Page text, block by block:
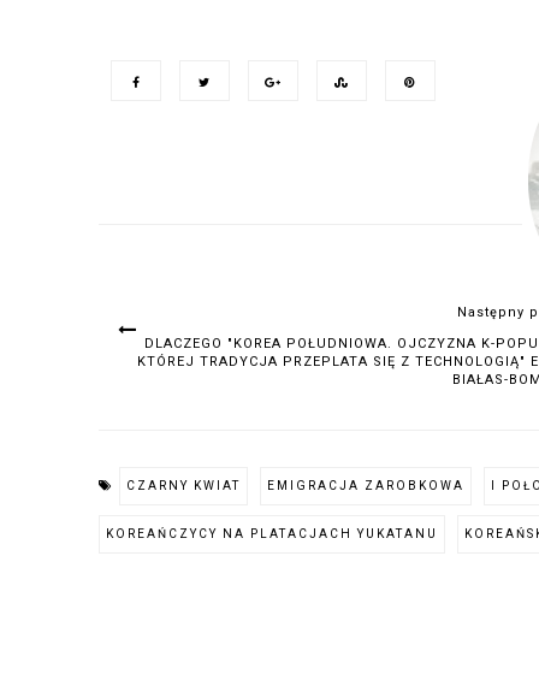
Następny
DLACZEGO "KOREA POŁUDNIOWA. OJCZYZNA K-
KTÓREJ TRADYCJA PRZEPLATA SIĘ Z TECHNOLOGIĄ"
BIAŁAS-
CZARNY KWIAT EMIGRACJA ZAROBKOWA I
KOREAŃCZYCY NA PLATACJACH YUKATANU